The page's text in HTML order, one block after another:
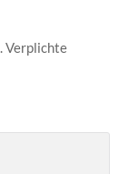
Verplichte